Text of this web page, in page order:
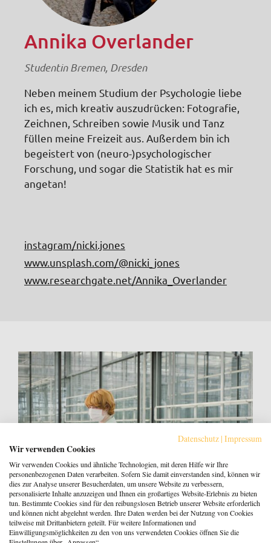
Annika Overlander
Studentin Bremen, Dresden
Neben meinem Studium der Psychologie liebe
ich es, mich kreativ auszudrücken: Fotografie,
Zeichnen, Schreiben sowie Musik und Tanz
füllen meine Freizeit aus. Außerdem bin ich
begeistert von (neuro-)psychologischer
Forschung, und sogar die Statistik hat es mir
angetan!
instagram/nicki.jones
www.unsplash.com/@nicki_jones
www.researchgate.net/Annika_Overlander
Filmtipp: Little Joe
Datenschutz | Impressum
Wir verwenden Cookies
Wir verwenden Cookies und ähnliche Technologien, mit deren Hilfe wir Ihre
personenbezogenen Daten verarbeiten. Sofern Sie damit einverstanden sind, können wir
dies zur Analyse unserer Besucherdaten, um unsere Website zu verbessern,
personalisierte Inhalte anzuzeigen und Ihnen ein großartiges Website-Erlebnis zu bieten
tun. Bestimmte Cookies sind für den reibungslosen Betrieb unserer Website erforderlich
und können nicht abgelehnt werden. Ihre Daten werden bei der Nutzung von Cookies
teilweise mit Drittanbietern geteilt. Für weitere Informationen und
Einwilligungsmöglichkeiten zu den von uns verwendeten Cookies öffnen Sie die